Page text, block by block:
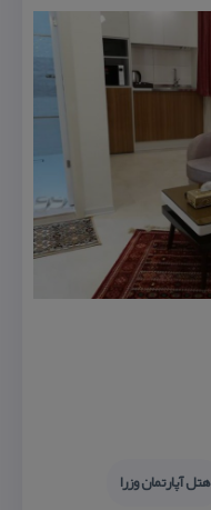
هتل آپارتمان وزرا